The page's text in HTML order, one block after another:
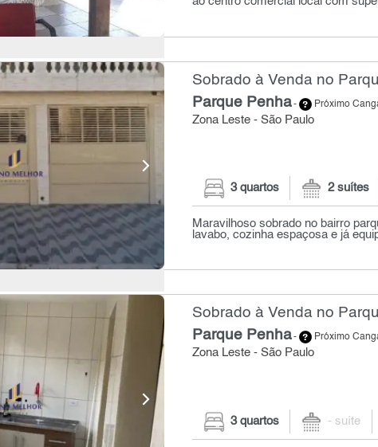
Sobrado à Venda no
Parque Penha- Próximo
Zona Leste - São Paulo
3 quartos 2 suítes
Maravilhoso sobrado no bairro
lavabo, cozinha espaçosa e já
Sobrado à Venda no
Parque Penha- Próximo
Zona Leste - São Paulo
3 quartos - suíte